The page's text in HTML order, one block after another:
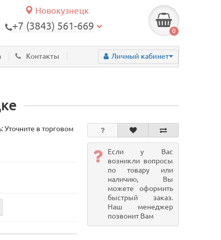
Новокузнецк
+7 (3843) 561-669 0
Контакты Личный кабинет
Уточните в торговом
Если у Вас
возникли вопросы
по товару или
наличию, Вы
можете оформить
быстрый заказ.
Наш менеджер
позвонит Вам